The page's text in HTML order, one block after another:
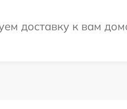
доставку к вам